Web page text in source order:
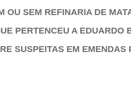
OU SEM REFINARIA DE
PERTENCEU A EDUARDO
SUSPEITAS EM